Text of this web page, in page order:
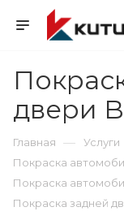
двери
Главная — Услуги
Покраска
Покраска
Покраска задней